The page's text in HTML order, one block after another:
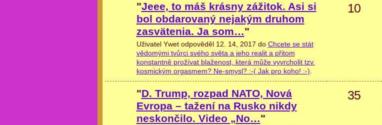
"Jeee, to máš krásny zážitok. Asi si
bol obdarovaný nejakým druhom
zasvätenia. Ja som…"
Uživatel Ywet odpověděl 12. 14, 2017 do Chcete se stát
vědomými tvůrci svého světa a jeho realit a přitom
konstantně prožívat blaženost, která může vyvrcholit tzv.
kosmickým orgasmem? Ne-smysl? :-( Jak pro koho! :-).
10
"D. Trump, rozpad NATO, Nová
Evropa – tažení na Rusko nikdy
neskončilo. Video „No…"
35